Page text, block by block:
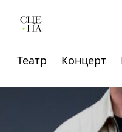
Театр Концерт